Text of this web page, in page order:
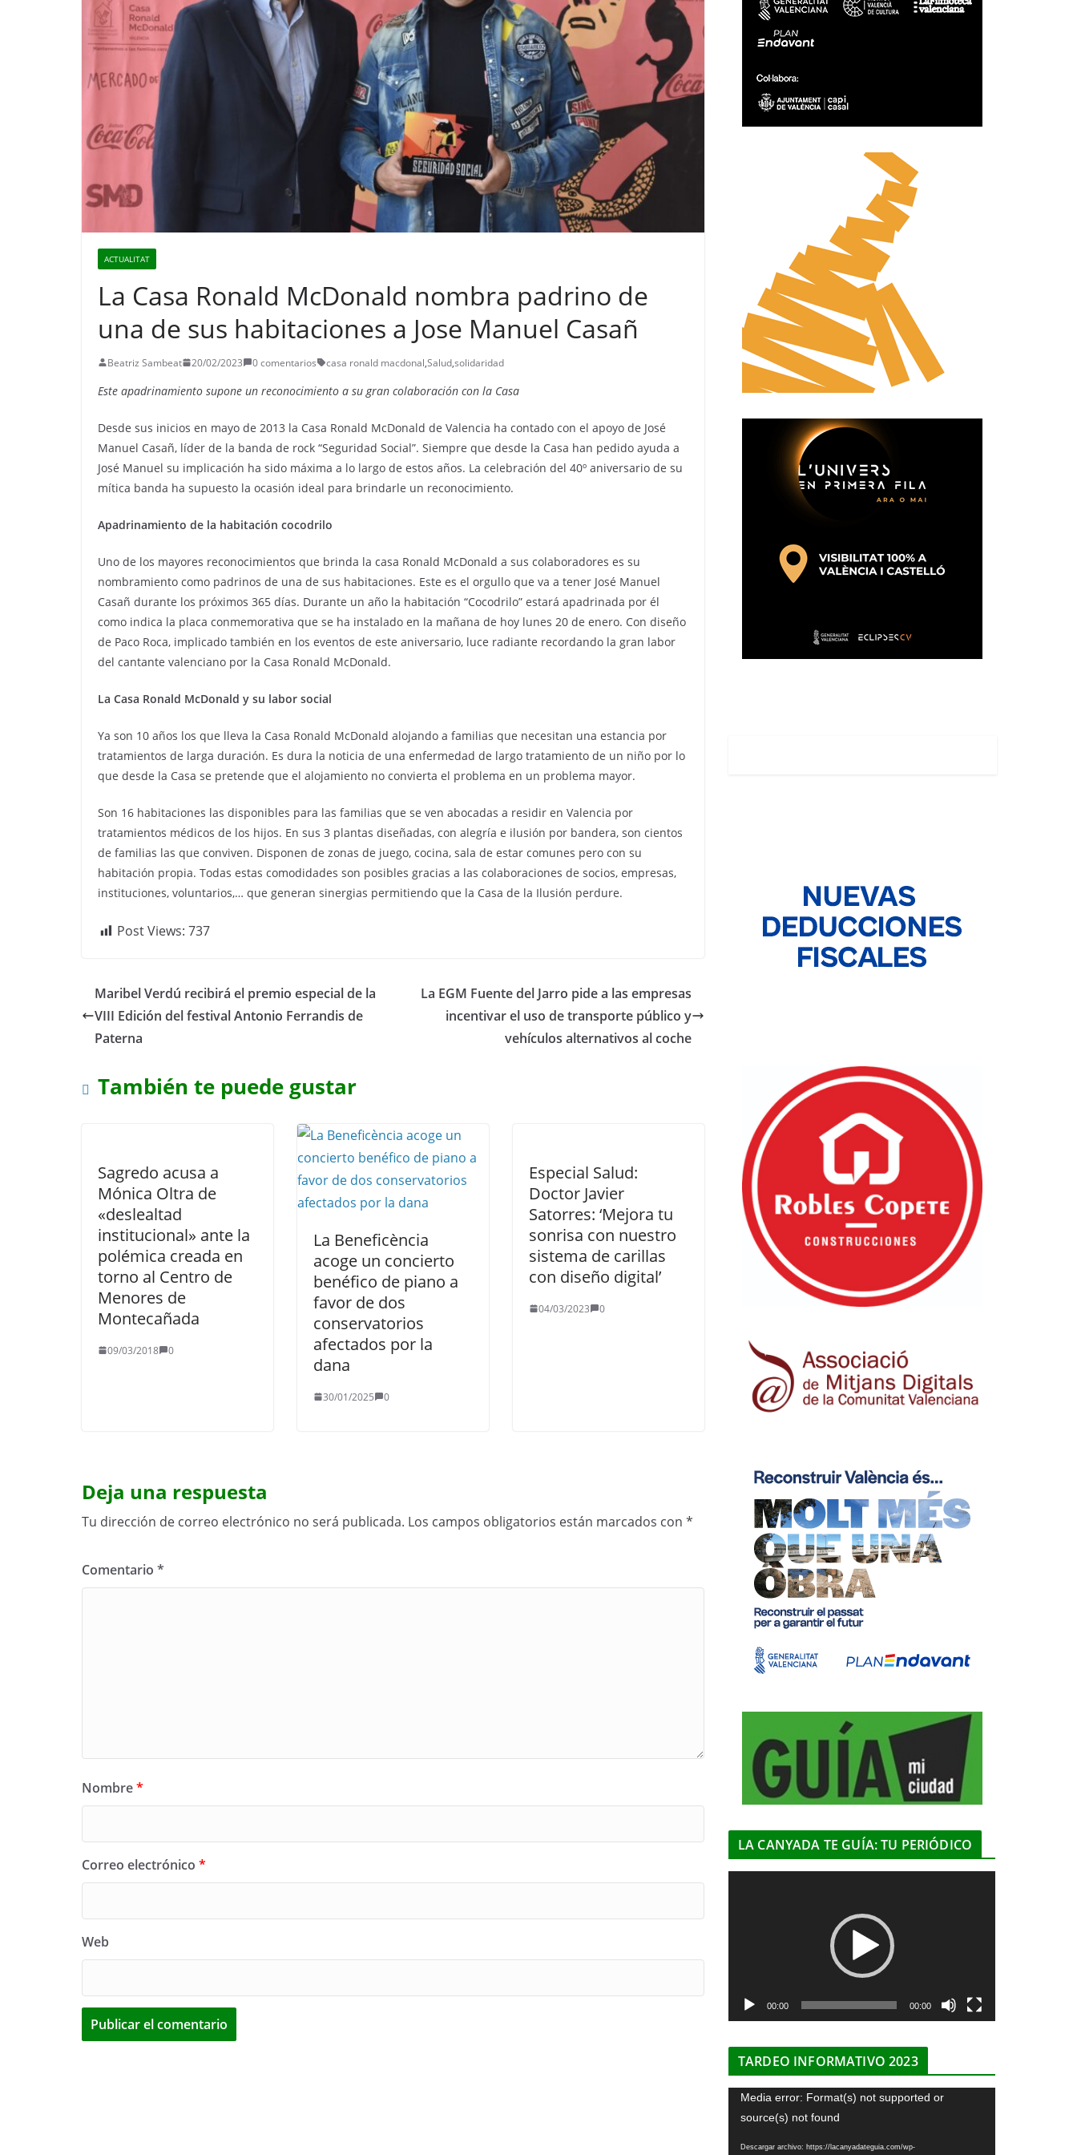
ACTUALITAT
La Casa Ronald McDonald nombra padrino de
una de sus habitaciones a Jose Manuel Casañ
Beatriz Sambeat 20/02/2023 0 comentarios casa ronald macdonal,Salud,solidaridad
Este apadrinamiento supone un reconocimiento a su gran colaboración con la Casa
Desde sus inicios en mayo de 2013 la Casa Ronald McDonald de Valencia ha contado con el apoyo de José
Manuel Casañ, líder de la banda de rock “Seguridad Social”. Siempre que desde la Casa han pedido ayuda a
José Manuel su implicación ha sido máxima a lo largo de estos años. La celebración del 40º aniversario de su
mítica banda ha supuesto la ocasión ideal para brindarle un reconocimiento.
Apadrinamiento de la habitación cocodrilo
Uno de los mayores reconocimientos que brinda la casa Ronald McDonald a sus colaboradores es su
nombramiento como padrinos de una de sus habitaciones. Este es el orgullo que va a tener José Manuel
Casañ durante los próximos 365 días. Durante un año la habitación “Cocodrilo” estará apadrinada por él
como indica la placa conmemorativa que se ha instalado en la mañana de hoy lunes 20 de enero. Con diseño
de Paco Roca, implicado también en los eventos de este aniversario, luce radiante recordando la gran labor
del cantante valenciano por la Casa Ronald McDonald.
La Casa Ronald McDonald y su labor social
Ya son 10 años los que lleva la Casa Ronald McDonald alojando a familias que necesitan una estancia por
tratamientos de larga duración. Es dura la noticia de una enfermedad de largo tratamiento de un niño por lo
que desde la Casa se pretende que el alojamiento no convierta el problema en un problema mayor.
Son 16 habitaciones las disponibles para las familias que se ven abocadas a residir en Valencia por
tratamientos médicos de los hijos. En sus 3 plantas diseñadas, con alegría e ilusión por bandera, son cientos
de familias las que conviven. Disponen de zonas de juego, cocina, sala de estar comunes pero con su
habitación propia. Todas estas comodidades son posibles gracias a las colaboraciones de socios, empresas,
instituciones, voluntarios,… que generan sinergias permitiendo que la Casa de la Ilusión perdure.
Post Views: 737
Maribel Verdú recibirá el premio especial de la
VIII Edición del festival Antonio Ferrandis de
Paterna
La EGM Fuente del Jarro pide a las empresas
incentivar el uso de transporte público y
vehículos alternativos al coche
También te puede gustar
Sagredo acusa a
Mónica Oltra de
«deslealtad
institucional» ante la
polémica creada en
torno al Centro de
Menores de
Montecañada
09/03/2018 0
La Beneficència
acoge un concierto
benéfico de piano a
favor de dos
conservatorios
afectados por la
dana
30/01/2025 0
Especial Salud:
Doctor Javier
Satorres: ‘Mejora tu
sonrisa con nuestro
sistema de carillas
con diseño digital’
04/03/2023 0
Deja una respuesta
Tu dirección de correo electrónico no será publicada. Los campos obligatorios están marcados con *
Comentario *
Nombre*
Correo electrónico *
Web
LA CANYADA TE GUÍA: TU PERIÓDICO
c
r
00:00 00:00
TARDEO INFORMATIVO 2023
Media error: Format(s) not supported or
source(s) not found
Descargar archivo: https://lacanyadateguia.com/wp-